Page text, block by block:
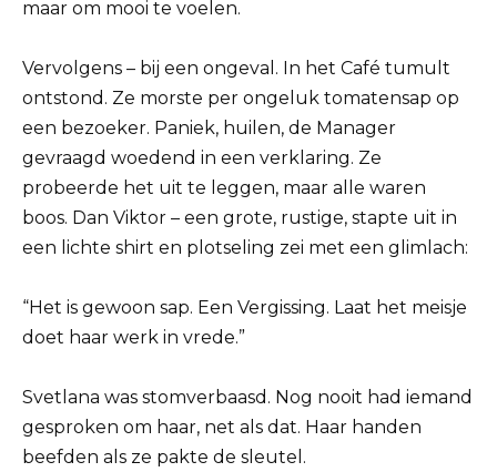
maar om mooi te voelen.
Vervolgens – bij een ongeval. In het Café tumult
ontstond. Ze morste per ongeluk tomatensap op
een bezoeker. Paniek, huilen, de Manager
gevraagd woedend in een verklaring. Ze
probeerde het uit te leggen, maar alle waren
boos. Dan Viktor – een grote, rustige, stapte uit in
een lichte shirt en plotseling zei met een glimlach:
“Het is gewoon sap. Een Vergissing. Laat het meisje
doet haar werk in vrede.”
Svetlana was stomverbaasd. Nog nooit had iemand
gesproken om haar, net als dat. Haar handen
beefden als ze pakte de sleutel.